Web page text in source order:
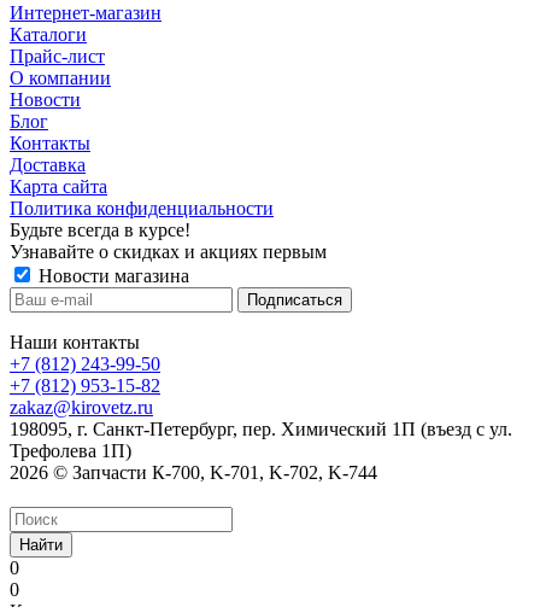
Интернет-магазин
Каталоги
Прайс-лист
О компании
Новости
Блог
Контакты
Доставка
Карта сайта
Политика конфиденциальности
Будьте всегда в курсе!
Узнавайте о скидках и акциях первым
Новости магазина
Наши контакты
+7 (812) 243-99-50
+7 (812) 953-15-82
zakaz@kirovetz.ru
198095, г. Санкт-Петербург, пер. Химический 1П (въезд с ул.
Трефолева 1П)
2026 © Запчасти К-700, K-701, K-702, K-744
Найти
0
0